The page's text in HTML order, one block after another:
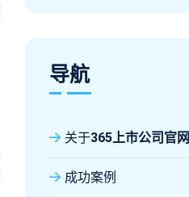
导航
关于365上市公司官网
成功案例